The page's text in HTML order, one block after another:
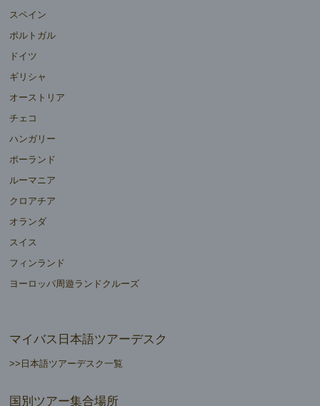
スペイン
ポルトガル
ドイツ
ギリシャ
オーストリア
チェコ
ハンガリー
ポーランド
ルーマニア
クロアチア
オランダ
スイス
フィンランド
ヨーロッパ周遊ランドクルーズ
マイバス日本語ツアーデスク
>>日本語ツアーデスク一覧
国別ツアー集合場所